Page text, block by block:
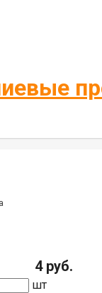
4 руб.
шт